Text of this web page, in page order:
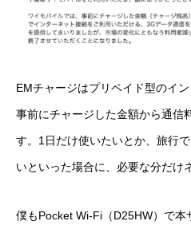
EMチャージはプリペイド型のイ
事前にチャージした金額から通信
す。1日だけ使いたいとか、旅行
いといった場合に、必要な分だけ
僕もPocket Wi-Fi（D25HW）で本